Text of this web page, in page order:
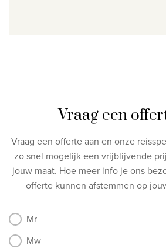
Vraag een
Vraag een offerte aan en onze
zo snel mogelijk een vrijblijvende
jouw maat. Hoe meer info je ons
offerte kunnen afstemmen op
Mr
Mw